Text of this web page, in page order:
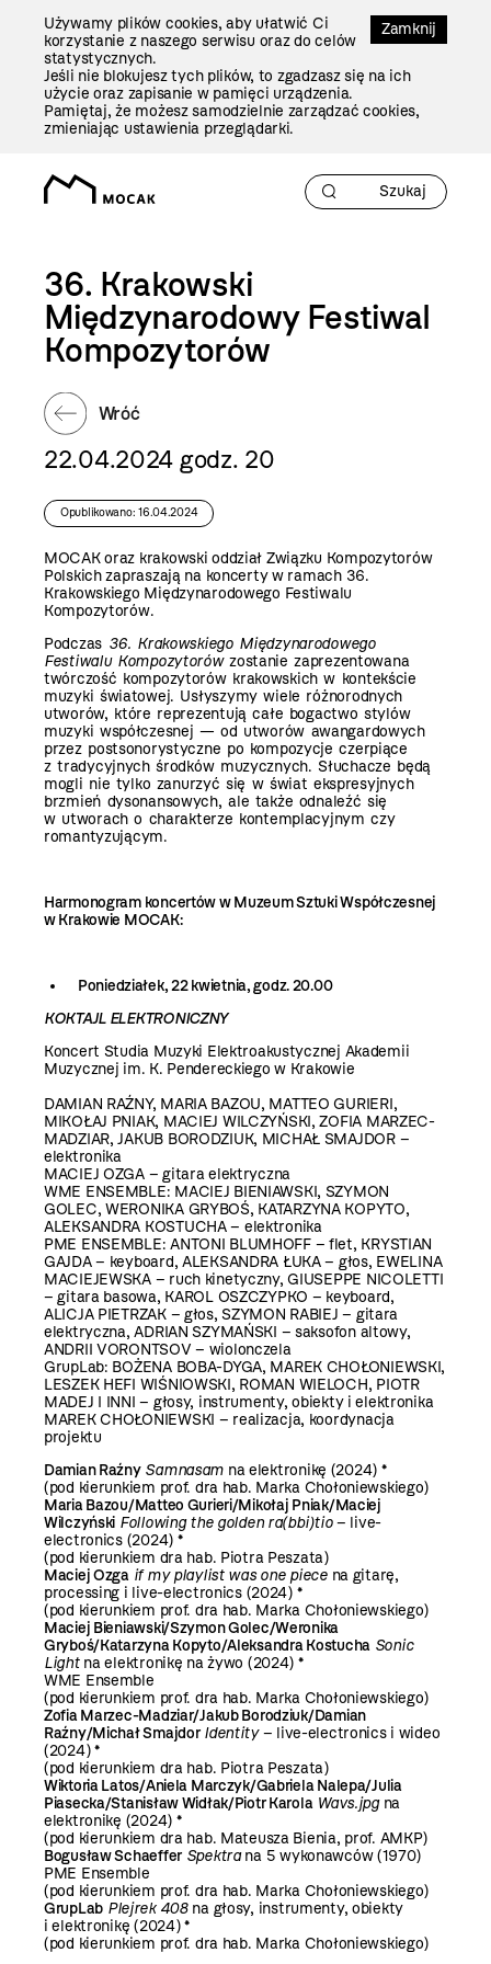
Zamknij
Używamy plików cookies, aby ułatwić Ci
korzystanie z naszego serwisu oraz do celów
statystycznych.
Jeśli nie blokujesz tych plików, to zgadzasz się na ich
użycie oraz zapisanie w pamięci urządzenia.
Pamiętaj, że możesz samodzielnie zarządzać cookies,
zmieniając ustawienia przeglądarki.
36. Krakowski
Międzynarodowy Festiwal
Kompozytorów
Wróć
22.04.2024 godz. 20
Opublikowano: 16.04.2024
MOCAK oraz krakowski oddział Związku Kompozytorów
Polskich zapraszają na koncerty w ramach 36.
Krakowskiego Międzynarodowego Festiwalu
Kompozytorów.
Podczas 36. Krakowskiego Międzynarodowego
Festiwalu Kompozytorówzostanie zaprezentowana
twórczość kompozytorów krakowskich w kontekście
muzyki światowej. Usłyszymy wiele różnorodnych
utworów, które reprezentują całe bogactwo stylów
muzyki współczesnej — od utworów awangardowych
przez postsonorystyczne po kompozycje czerpiące
z tradycyjnych środków muzycznych. Słuchacze będą
mogli nie tylko zanurzyć się w świat ekspresyjnych
brzmień dysonansowych, ale także odnaleźć się
w utworach o charakterze kontemplacyjnym czy
romantyzującym.
Harmonogram koncertów w Muzeum Sztuki Współczesnej
w Krakowie MOCAK:
Poniedziałek, 22 kwietnia, godz. 20.00
KOKTAJL ELEKTRONICZNY
Koncert Studia Muzyki Elektroakustycznej Akademii
Muzycznej im. K. Pendereckiego w Krakowie
DAMIAN RAŹNY, MARIA BAZOU, MATTEO GURIERI,
MIKOŁAJ PNIAK, MACIEJ WILCZYŃSKI, ZOFIA MARZEC-
MADZIAR, JAKUB BORODZIUK, MICHAŁ SMAJDOR –
elektronika
MACIEJ OZGA – gitara elektryczna
WME ENSEMBLE: MACIEJ BIENIAWSKI, SZYMON
GOLEC, WERONIKA GRYBOŚ, KATARZYNA KOPYTO,
ALEKSANDRA KOSTUCHA – elektronika
PME ENSEMBLE: ANTONI BLUMHOFF – flet, KRYSTIAN
GAJDA – keyboard, ALEKSANDRA ŁUKA – głos, EWELINA
MACIEJEWSKA – ruch kinetyczny, GIUSEPPE NICOLETTI
– gitara basowa, KAROL OSZCZYPKO – keyboard,
ALICJA PIETRZAK – głos, SZYMON RABIEJ – gitara
elektryczna, ADRIAN SZYMAŃSKI – saksofon altowy,
ANDRII VORONTSOV – wiolonczela
GrupLab: BOŻENA BOBA-DYGA, MAREK CHOŁONIEWSKI,
LESZEK HEFI WIŚNIOWSKI, ROMAN WIELOCH, PIOTR
MADEJ I INNI – głosy, instrumenty, obiekty i elektronika
MAREK CHOŁONIEWSKI – realizacja, koordynacja
projektu
Damian Raźny Samnasam na elektronikę (2024) *
(pod kierunkiem prof. dra hab. Marka Chołoniewskiego)
Maria Bazou/Matteo Gurieri/Mikołaj Pniak/Maciej
Wilczyński Following the golden ra(bbi)tio– live-
electronics (2024) *
(pod kierunkiem dra hab. Piotra Peszata)
Maciej Ozga if my playlist was one piecena gitarę,
processing i live-electronics (2024) *
(pod kierunkiem prof. dra hab. Marka Chołoniewskiego)
Maciej Bieniawski/Szymon Golec/Weronika
Gryboś/Katarzyna Kopyto/Aleksandra Kostucha Sonic
Lightna elektronikę na żywo (2024) *
WME Ensemble
(pod kierunkiem prof. dra hab. Marka Chołoniewskiego)
Zofia Marzec-Madziar/Jakub Borodziuk/Damian
Raźny/Michał Smajdor Identity– live-electronics i wideo
(2024) *
(pod kierunkiem dra hab. Piotra Peszata)
Wiktoria Latos/Aniela Marczyk/Gabriela Nalepa/Julia
Piasecka/Stanisław Widłak/Piotr Karola Wavs.jpgna
elektronikę (2024) *
(pod kierunkiem dra hab. Mateusza Bienia, prof. AMKP)
Bogusław Schaeffer Spektrana 5 wykonawców (1970)
PME Ensemble
(pod kierunkiem prof. dra hab. Marka Chołoniewskiego)
GrupLab Plejrek 408na głosy, instrumenty, obiekty
i elektronikę (2024) *
(pod kierunkiem prof. dra hab. Marka Chołoniewskiego)